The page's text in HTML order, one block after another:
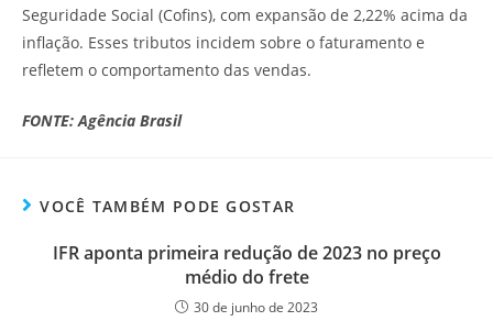
Seguridade Social (Cofins), com expansão de 2,22% acima da
inflação. Esses tributos incidem sobre o faturamento e
refletem o comportamento das vendas.
FONTE: Agência Brasil
VOCÊ TAMBÉM PODE GOSTAR
IFR aponta primeira redução de 2023 no preço
médio do frete
30 de junho de 2023